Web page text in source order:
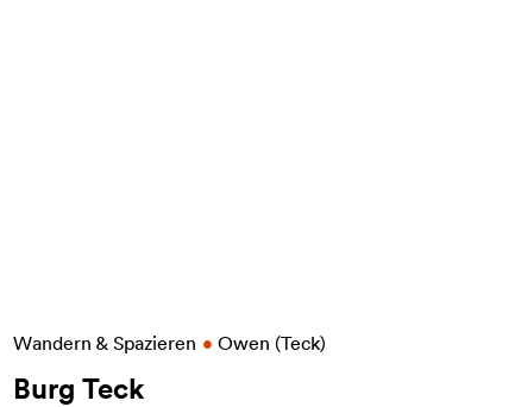
Wandern & Spazieren • Owen (Teck)
Burg Teck
Weitere Informationen zu Burg Teck